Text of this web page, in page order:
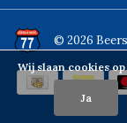
© 2026
Wij slaan cookies
Ja